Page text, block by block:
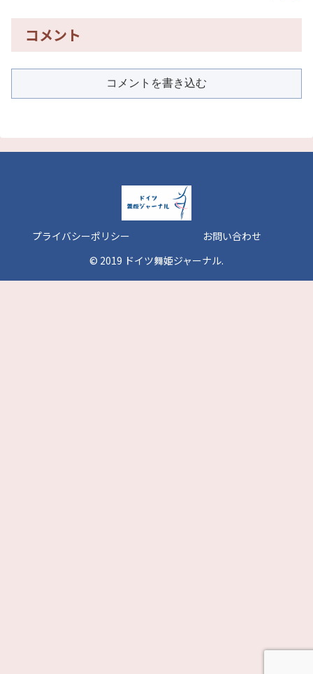
コメント
コメントを書き込む
プライバシーポリシー
お問い合わせ
© 2019 ドイツ舞姫ジャーナル.